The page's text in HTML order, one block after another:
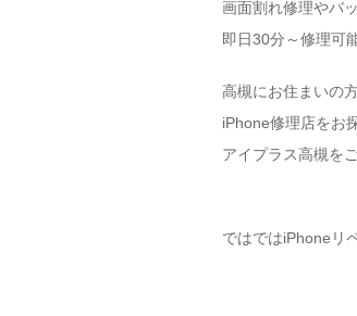
画面割れ修理やバ
即日30分～修理可
高槻にお住まいの
iPhone修理店をお
アイプラス高槻を
ではではiPhoneリ